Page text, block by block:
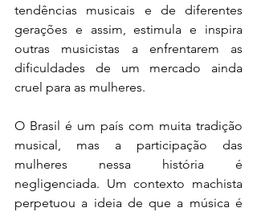
tendências musicais e de diferentes
gerações e assim, estimula e inspira
outras musicistas a enfrentarem as
dificuldades de um mercado ainda
cruel para as mulheres.
O Brasil é um país com muita tradição
musical, mas a participação das
mulheres nessa história é
negligenciada. Um contexto machista
perpetuou a ideia de que a música é